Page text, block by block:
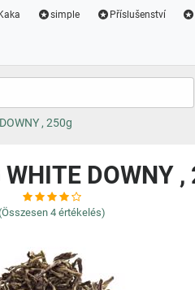
Kaka simple Příslušenství
, 250g
WHITE DOWNY
4 értékelés)